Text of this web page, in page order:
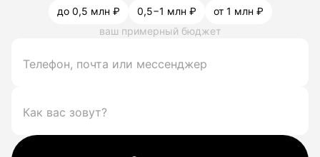
до 0,5 млн ₽ 0,5−1 млн ₽
от 1 млн ₽
ваш примерный бюджет